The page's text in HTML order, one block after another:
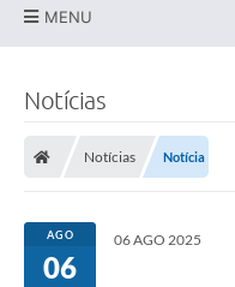
MENU
Carta de Serviços
Transparência
Notícias
Notícias Notícia
AGO
06
06 AGO 2025